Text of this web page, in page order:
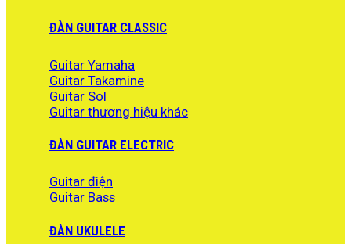
ĐÀN GUITAR CLASSIC
Guitar Yamaha
Guitar Takamine
Guitar Sol
Guitar thương hiệu khác
ĐÀN GUITAR ELECTRIC
Guitar điện
Guitar Bass
ĐÀN UKULELE